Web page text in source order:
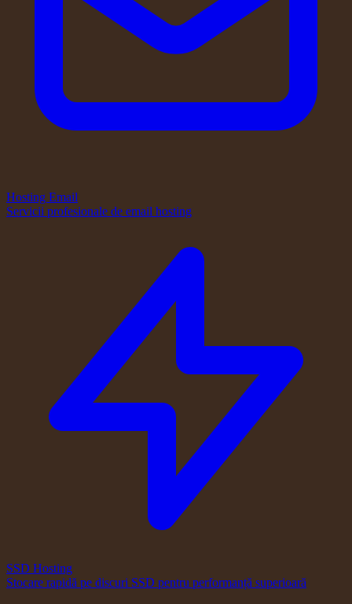
Hosting Email
Servicii profesionale de email hosting
SSD Hosting
Stocare rapidă pe discuri SSD pentru performanță superioară